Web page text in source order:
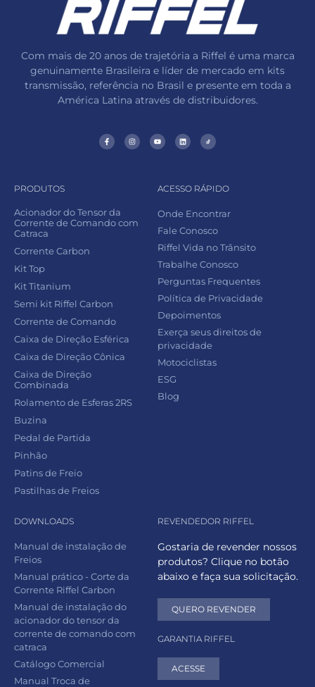
Com mais de 20 anos de trajetória a Riffel é uma marca
genuinamente Brasileira e líder de mercado em kits
transmissão, referência no Brasil e presente em toda a
América Latina através de distribuidores.
PRODUTOS
Acionador do Tensor da
Corrente de Comando com
Catraca
Corrente Carbon
Kit Top
Kit Titanium
Semi kit Riffel Carbon
Corrente de Comando
Caixa de Direção Esférica
Caixa de Direção Cônica
Caixa de Direção
Combinada
Rolamento de Esferas 2RS
Buzina
Pedal de Partida
Pinhão
Patins de Freio
Pastilhas de Freios
ACESSO RÁPIDO
Onde Encontrar
Fale Conosco
Riffel Vida no Trânsito
Trabalhe Conosco
Perguntas Frequentes
Política de Privacidade
Depoimentos
Exerça seus direitos de
privacidade
Motociclistas
ESG
Blog
DOWNLOADS
Manual de instalação de
Freios
Manual prático - Corte da
Corrente Riffel Carbon
Manual de instalação do
acionador do tensor da
corrente de comando com
catraca
Catálogo Comercial
Manual Troca de
REVENDEDOR RIFFEL
Gostaria de revender nossos
produtos? Clique no botão
abaixo e faça sua solicitação.
QUERO REVENDER
GARANTIA RIFFEL
ACESSE